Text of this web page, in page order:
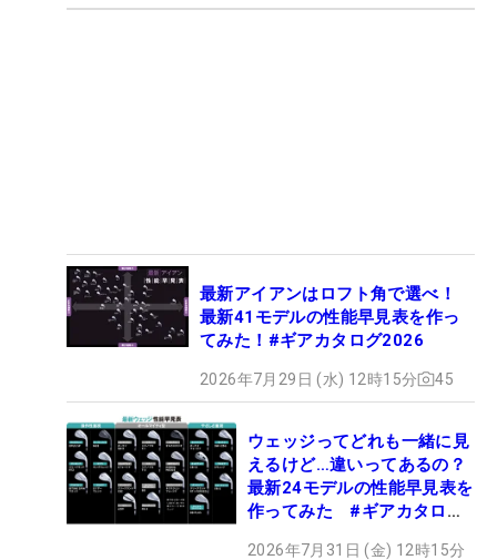
最新アイアンはロフト角で選べ！
最新41モデルの性能早見表を作っ
てみた！#ギアカタログ2026
2026年7月29日 (水) 12時15分 45
ウェッジってどれも一緒に見
えるけど…違いってあるの？
最新24モデルの性能早見表を
作ってみた #ギアカタログ
2026年7月31日 (金) 12時15分